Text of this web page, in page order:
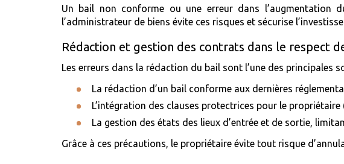
Un bail non conforme ou une erreur dans l’augmentation
l’administrateur de biens évite ces risques et sécurise
Rédaction et gestion des contrats dans le respect
Les erreurs dans la rédaction du bail sont l’une des
La rédaction d’un bail conforme aux dernières
L’intégration des clauses protectrices pour le
La gestion des états des lieux d’entrée et de sortie,
Grâce à ces précautions, le propriétaire évite tout risque